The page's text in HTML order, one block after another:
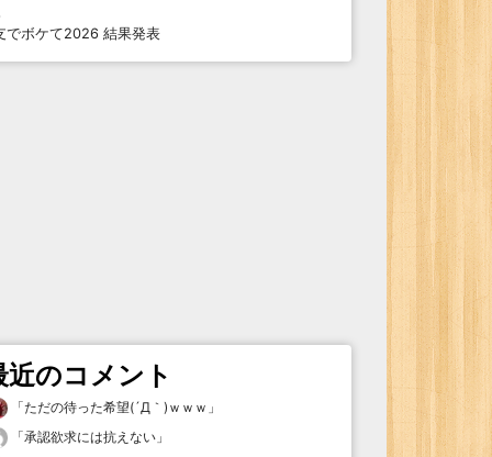
でボケて2026 結果発表
近のコメント
「ただの待った希望(´Д｀)ｗｗｗ 」
「承認欲求には抗えない 」